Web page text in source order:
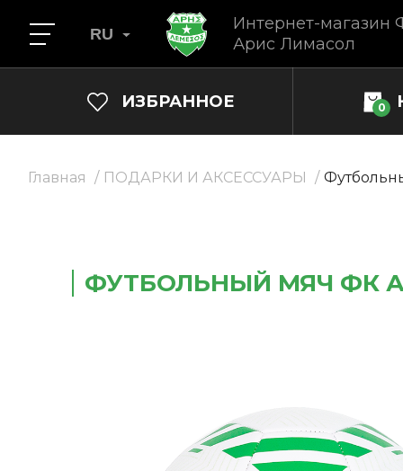
Интернет-магазин
Арис Лимасол
RU
ИЗБРАННОЕ 0
Главная ПОДАРКИ И АКСЕССУАРЫ
ФУТБОЛЬНЫЙ МЯЧ ФК